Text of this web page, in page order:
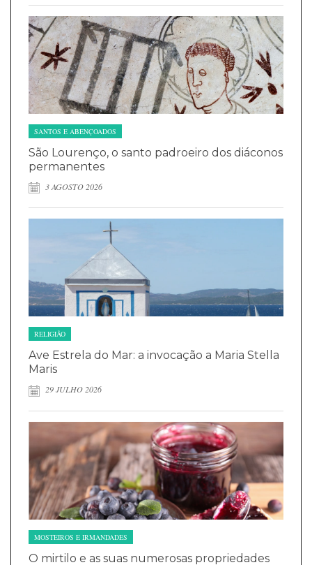
SANTOS E ABENÇOADOS
São Lourenço, o santo padroeiro dos diáconos
permanentes
3 AGOSTO 2026
RELIGIÃO
Ave Estrela do Mar: a invocação a Maria Stella
Maris
29 JULHO 2026
MOSTEIROS E IRMANDADES
O mirtilo e as suas numerosas propriedades